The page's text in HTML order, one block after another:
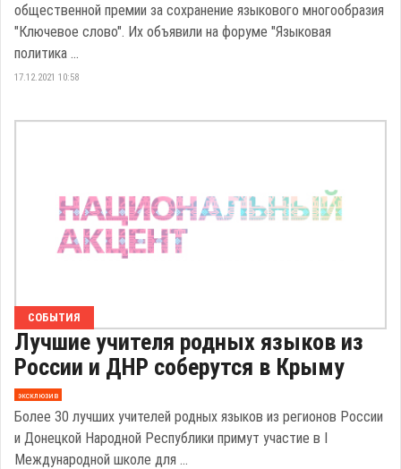
общественной премии за сохранение языкового многообразия
"Ключевое слово". Их объявили на форуме "Языковая
политика ...
17.12.2021 10:58
СОБЫТИЯ
Лучшие учителя родных языков из
России и ДНР соберутся в Крыму
эксклюзив
Более 30 лучших учителей родных языков из регионов России
и Донецкой Народной Республики примут участие в I
Международной школе для ...